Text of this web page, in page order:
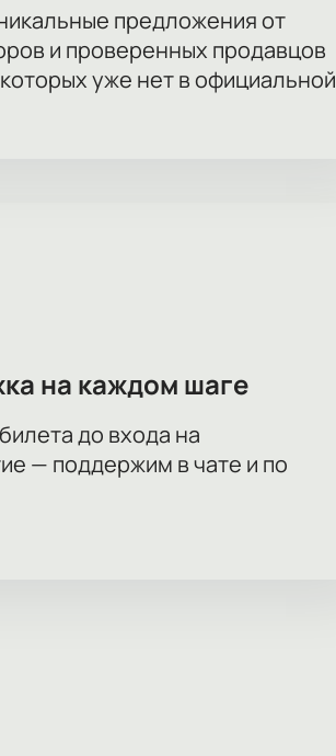
предложения от
и проверенных продавцов
уже нет в официальной
на каждом шаге
до входа на
— поддержим в чате и по